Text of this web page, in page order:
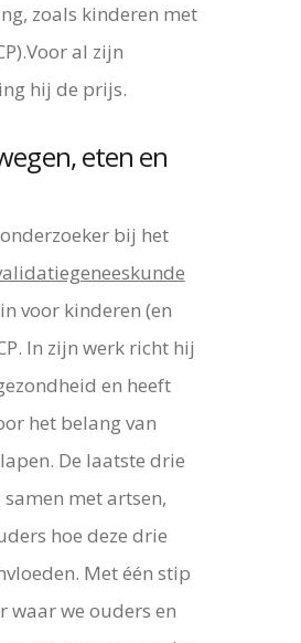
zoals kinderen met
al zijn
hij de prijs.
eten en
bij het
voor kinderen (en
In zijn werk richt hij
en heeft
het belang van
De laatste drie
met artsen,
hoe deze drie
Met één stip
waar we ouders en